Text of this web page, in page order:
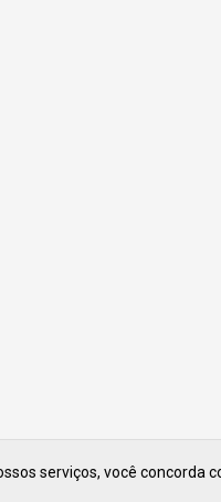
serviços, você concorda